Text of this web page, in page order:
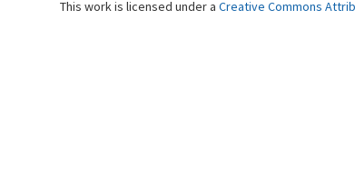
This work is licensed under a Creative Commons